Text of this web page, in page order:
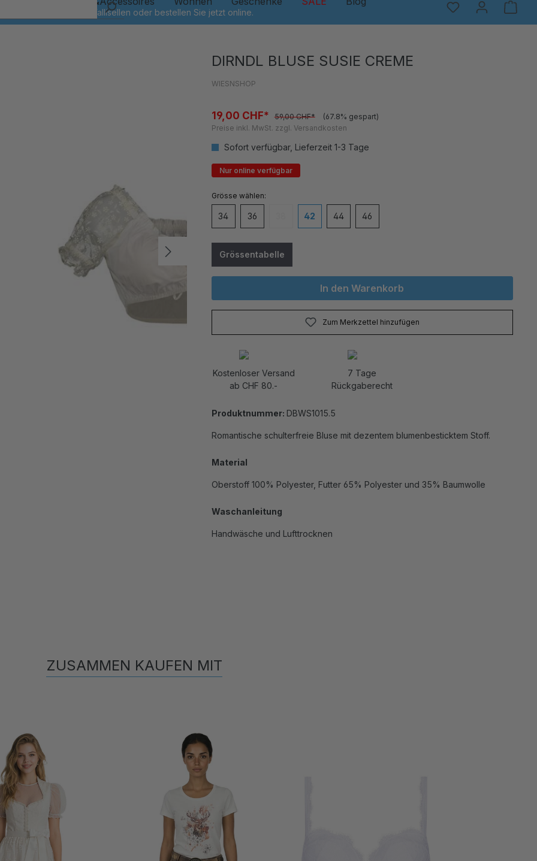
DIRNDL BLUSE SUSIE CREME
WIESNSHOP
19,00 CHF* 59,00 CHF*
(67.8% gespart)
Preise inkl. MwSt. zzgl. Versandkosten
Sofort verfügbar, Lieferzeit 1-3 Tage
Nur online verfügbar
Grösseauswählen
34 36 (Diese Option ist zurzeit nicht verfügbar.)
42 44 46
Grössentabelle
In den Warenkorb
Zum Merkzettel hinzufügen
Kostenloser Versand
ab CHF 80.-
7 Tage
Rückgaberecht
Produktnummer: DBWS1015.5
Romantische schulterfreie Bluse mit dezentem blumenbesticktem Stoff.
Material
Oberstoff 100% Polyester, Futter 65% Polyester und 35% Baumwolle
Waschanleitung
Handwäsche und Lufttrocknen
ZUSAMMEN KAUFEN MIT